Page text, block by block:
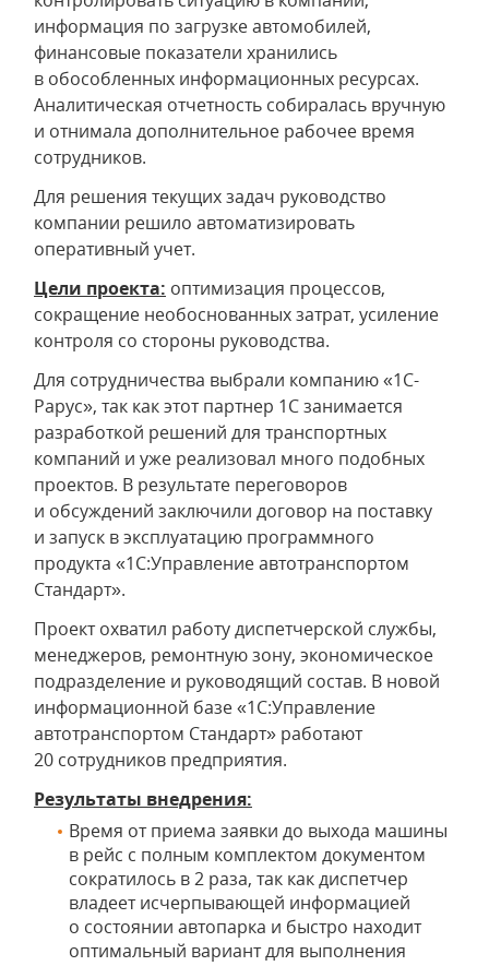
информация по загрузке автомобилей,
финансовые показатели хранились
в обособленных информационных ресурсах.
Аналитическая отчетность собиралась вручную
и отнимала дополнительное рабочее время
сотрудников.
Для решения текущих задач руководство
компании решило автоматизировать
оперативный учет.
Цели проекта: оптимизация процессов,
сокращение необоснованных затрат, усиление
контроля со стороны руководства.
Для сотрудничества выбрали компанию «1С-
Рарус», так как этот партнер 1С занимается
разработкой решений для транспортных
компаний и уже реализовал много подобных
проектов. В результате переговоров
и обсуждений заключили договор на поставку
и запуск в эксплуатацию программного
продукта «1С:Управление автотранспортом
Стандарт».
Проект охватил работу диспетчерской службы,
менеджеров, ремонтную зону, экономическое
подразделение и руководящий состав. В новой
информационной базе «1С:Управление
автотранспортом Стандарт» работают
20 сотрудников предприятия.
Результаты внедрения:
Время от приема заявки до выхода машины
в рейс с полным комплектом документом
сократилось в 2 раза, так как диспетчер
владеет исчерпывающей информацией
о состоянии автопарка и быстро находит
оптимальный вариант для выполнения